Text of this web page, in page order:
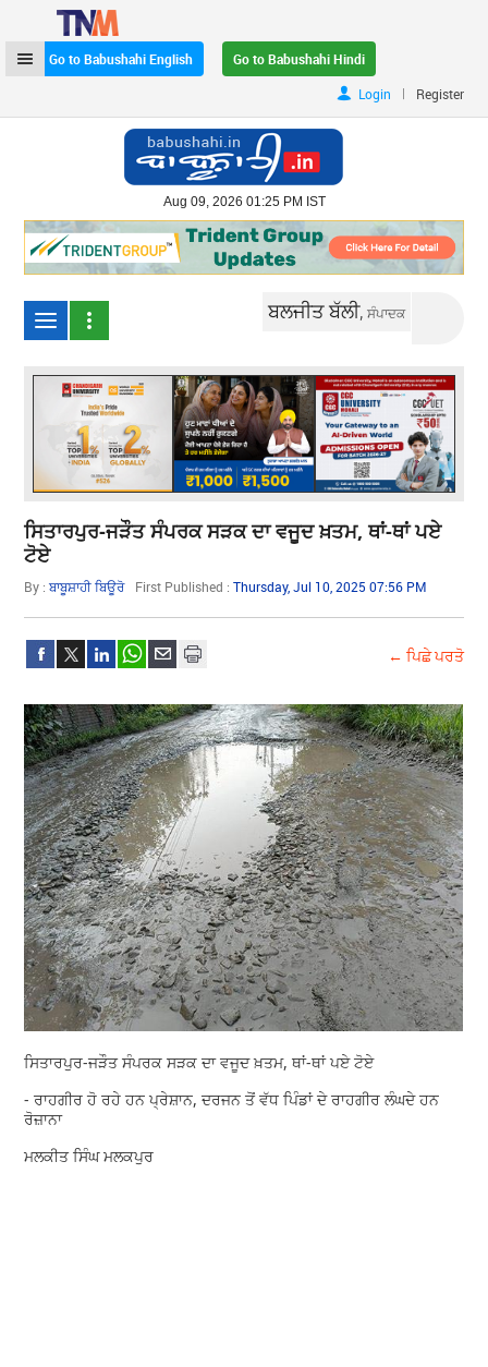
Go to Babushahi English
Go to Babushahi Hindi
Login
| Register
Aug 09, 2026 01:25 PM IST
ਬਲਜੀਤ ਬੱਲੀ,ਸੰਪਾਦਕ
ਸਿਤਾਰਪੁਰ-ਜੜੌਤ ਸੰਪਰਕ ਸੜਕ ਦਾ ਵਜੂਦ ਖ਼ਤਮ, ਥਾਂ-ਥਾਂ ਪਏ
ਟੋਏ
By :ਬਾਬੂਸ਼ਾਹੀ ਬਿਊਰੋ First Published :Thursday, Jul 10, 2025 07:56 PM
← ਪਿਛੇ ਪਰਤੋ
ਸਿਤਾਰਪੁਰ-ਜੜੌਤ ਸੰਪਰਕ ਸੜਕ ਦਾ ਵਜੂਦ ਖ਼ਤਮ, ਥਾਂ-ਥਾਂ ਪਏ ਟੋਏ
- ਰਾਹਗੀਰ ਹੋ ਰਹੇ ਹਨ ਪ੍ਰੇਸ਼ਾਨ, ਦਰਜਨ ਤੋਂ ਵੱਧ ਪਿੰਡਾਂ ਦੇ ਰਾਹਗੀਰ ਲੰਘਦੇ ਹਨ
ਰੋਜ਼ਾਨਾ
ਮਲਕੀਤ ਸਿੰਘ ਮਲਕਪੁਰ